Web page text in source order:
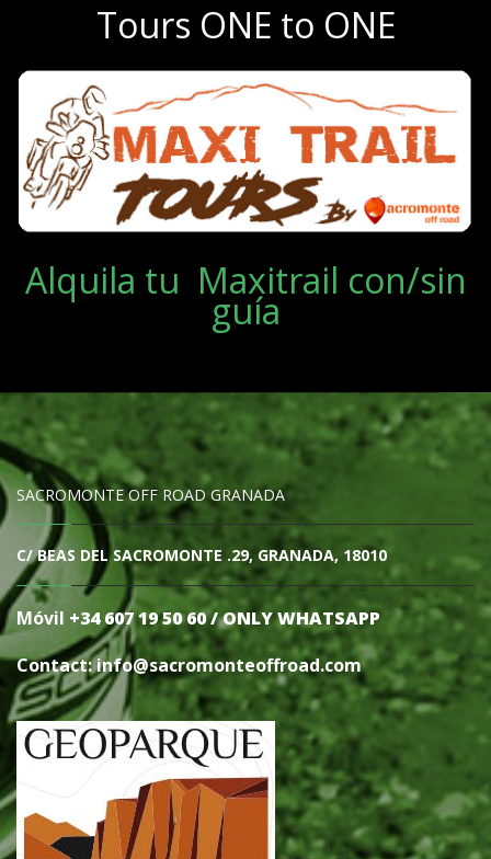
Tours ONE to ONE
Alquila tu Maxitrail con/sin
guía
SACROMONTE OFF ROAD GRANADA
C/ BEAS DEL SACROMONTE .29, GRANADA, 18010
Móvil +34 607 19 50 60 / ONLY WHATSAPP
Contact: info@sacromonteoffroad.com